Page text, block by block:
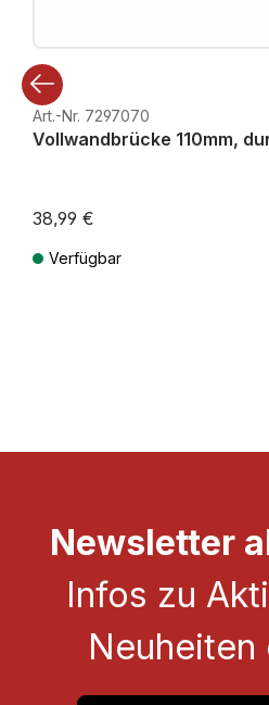
Art.-Nr. 7297070
Vollwandbrücke 110mm,
38,99 €
Verfügbar
Newsletter
Infos zu
Neuheiten